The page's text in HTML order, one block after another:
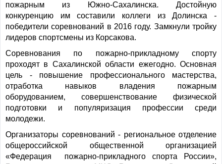
пожарным из Южно-Сахалинска. Достойную
конкуренцию им составили коллеги из Долинска -
победители соревнований в 2016 году. Замкнули тройку
лидеров спортсмены из Корсакова.
Соревнования по пожарно-прикладному спорту
проходят в Сахалинской области ежегодно. Основная
цель - повышение профессионального мастерства,
отработка навыков владения пожарным
оборудованием, совершенствование физической
подготовки и популяризация профессии среди
молодежи.
Организаторы соревнований - региональное отделение
общероссийской общественной организацией
«Федерация пожарно-прикладного спорта России»,